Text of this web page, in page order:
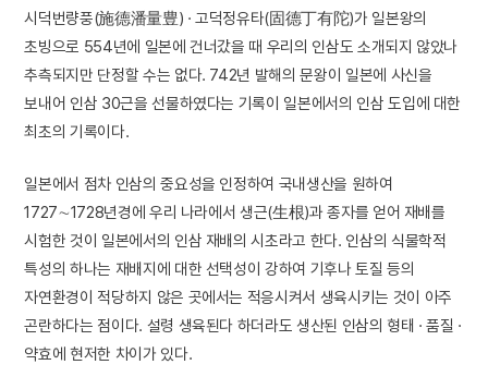
시덕번량풍(施德潘量豊) · 고덕정유타(固德丁有陀)가 일본왕의
초빙으로 554년에 일본에 건너갔을 때 우리의 인삼도 소개되지 않았나
추측되지만 단정할 수는 없다. 742년 발해의 문왕이 일본에 사신을
보내어 인삼 30근을 선물하였다는 기록이 일본에서의 인삼 도입에 대한
최초의 기록이다.
일본에서 점차 인삼의 중요성을 인정하여 국내생산을 원하여
1727∼1728년경에 우리 나라에서 생근(生根)과 종자를 얻어 재배를
시험한 것이 일본에서의 인삼 재배의 시초라고 한다. 인삼의 식물학적
특성의 하나는 재배지에 대한 선택성이 강하여 기후나 토질 등의
자연환경이 적당하지 않은 곳에서는 적응시켜서 생육시키는 것이 아주
곤란하다는 점이다. 설령 생육된다 하더라도 생산된 인삼의 형태 · 품질 ·
약효에 현저한 차이가 있다.